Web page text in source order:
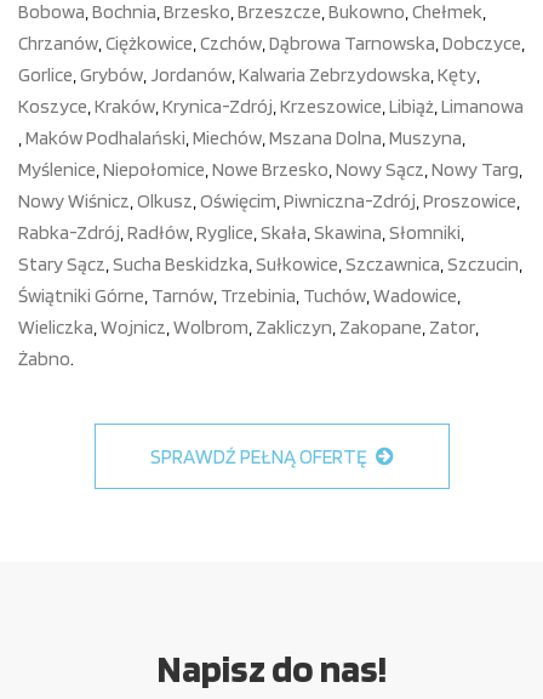
Bobowa,Bochnia,Brzesko,Brzeszcze,Bukowno,Chełmek,
Chrzanów,Ciężkowice,Czchów,Dąbrowa Tarnowska,Dobczyce,
Gorlice,Grybów,Jordanów,Kalwaria Zebrzydowska,Kęty,
Koszyce,Kraków,Krynica-Zdrój,Krzeszowice,Libiąż,Limanowa
,Maków Podhalański,Miechów,Mszana Dolna,Muszyna,
Myślenice,Niepołomice,Nowe Brzesko,Nowy Sącz,Nowy Targ,
Nowy Wiśnicz,Olkusz,Oświęcim,Piwniczna-Zdrój,Proszowice,
Rabka-Zdrój,Radłów,Ryglice,Skała,Skawina,Słomniki,
Stary Sącz,Sucha Beskidzka,Sułkowice,Szczawnica,Szczucin,
Świątniki Górne, Tarnów, Trzebinia, Tuchów,Wadowice,
Wieliczka,Wojnicz,Wolbrom, Zakliczyn, Zakopane, Zator,
Żabno.
SPRAWDŹ PEŁNĄ OFERTĘ
Napisz do nas!